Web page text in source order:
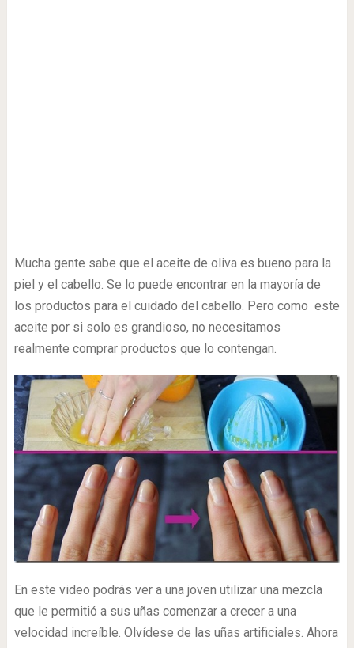
Mucha gente sabe que el aceite de oliva es bueno para la
piel y el cabello. Se lo puede encontrar en la mayoría de
los productos para el cuidado del cabello. Pero como este
aceite por si solo es grandioso, no necesitamos
realmente comprar productos que lo contengan.
En este video podrás ver a una joven utilizar una mezcla
que le permitió a sus uñas comenzar a crecer a una
velocidad increíble. Olvídese de las uñas artificiales. Ahora